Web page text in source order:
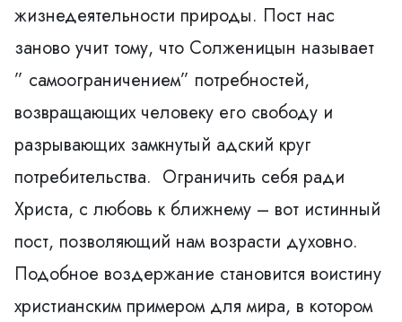
жизнедеятельности природы. Пост нас
заново учит тому, что Солженицын называет
” самоограничением” потребностей,
возвращающих человеку его свободу и
разрывающих замкнутый адский круг
потребительства. Ограничить себя ради
Христа, с любовь к ближнему – вот истинный
пост, позволяющий нам возрасти духовно.
Подобное воздержание становится воистину
христианским примером для мира, в котором